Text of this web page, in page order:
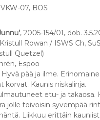
07, BOS
, 2005-154/01, dob.
Rowan / ISWS Ch,
Quetzel)
Espoo
pää ja ilme.
Kaunis niskalinja.
etu- ja takaosa.
jolle toivoisin syvempää
Liikkuu erittäin